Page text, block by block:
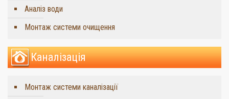
Аналіз води
Монтаж системи очищення
Каналізація
Монтаж системи каналізації